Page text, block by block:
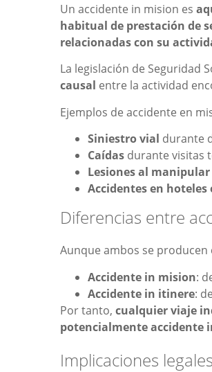
Un accidente in mision es
habitual de prestación de
relacionadas con su
La legislación de Seguridad
causal entre la actividad
Ejemplos de accidente en
Siniestro vial durante
Caídas durante visitas
Lesiones al
Accidentes en hoteles
Diferencias entre
Aunque ambos se
Accidente in mision:
Accidente in itinere:
Por tanto, cualquier viaje
potencialmente accidente
Implicaciones